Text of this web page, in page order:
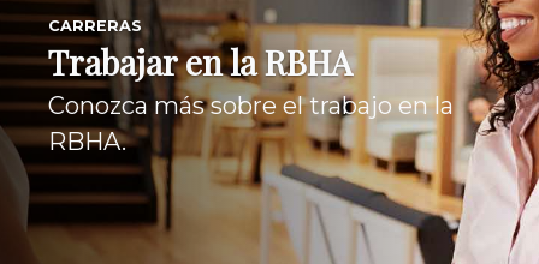
CARRERAS
Trabajar en la RBHA
Conozca más sobre el trabajo en la
RBHA.